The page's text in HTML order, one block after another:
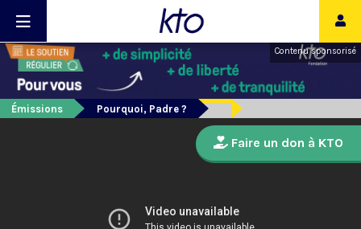
Contenu sponsorisé
Émissions Pourquoi, Padre ?
Faire un don à KTO